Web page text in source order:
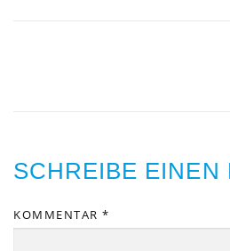
SCHREIBE EINEN
KOMMENTAR *